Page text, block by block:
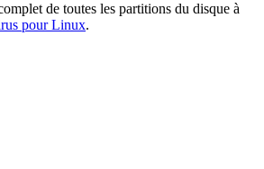
de toutes les partitions du disque à
pour Linux.